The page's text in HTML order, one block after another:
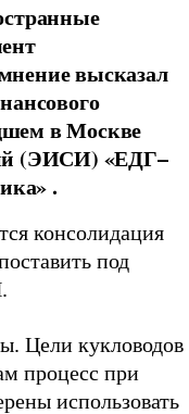
высказал
в Москве
(ЭИСИ) «ЕДГ–
.
консолидация
под
Цели кукловодов
процесс при
использовать